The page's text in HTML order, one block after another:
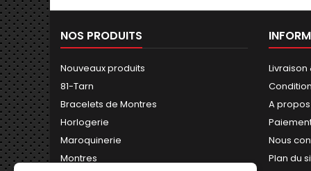
NOS PRODUITS
Nouveaux produits
81-Tarn
Bracelets de Montres
Horlogerie
Maroquinerie
Montres
A
Nous
Plan du